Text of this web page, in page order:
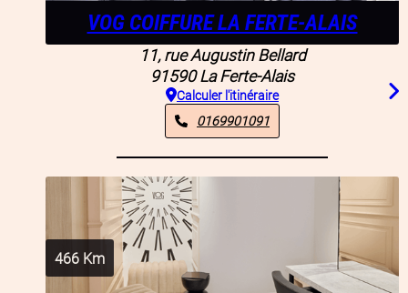
VOG COIFFURE LA FERTE-ALAIS
11, rue Augustin Bellard
91590 La Ferte-Alais
Calculer l'itinéraire
0169901091
466 Km